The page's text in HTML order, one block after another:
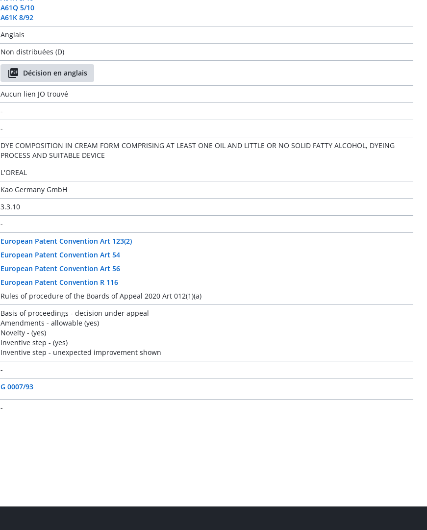
A61Q 5/10
A61K 8/92
Anglais
Non distribuées (D)
Décision en anglais
Aucun lien JO trouvé
-
-
DYE COMPOSITION IN CREAM FORM COMPRISING AT LEAST ONE OIL AND LITTLE OR NO SOLID FATTY ALCOHOL, DYEING
PROCESS AND SUITABLE DEVICE
L'OREAL
Kao Germany GmbH
3.3.10
-
European Patent Convention Art 123(2)
European Patent Convention Art 54
European Patent Convention Art 56
European Patent Convention R 116
Rules of procedure of the Boards of Appeal 2020 Art 012(1)(a)
Basis of proceedings - decision under appeal
Amendments - allowable (yes)
Novelty - (yes)
Inventive step - (yes)
Inventive step - unexpected improvement shown
-
G 0007/93
-